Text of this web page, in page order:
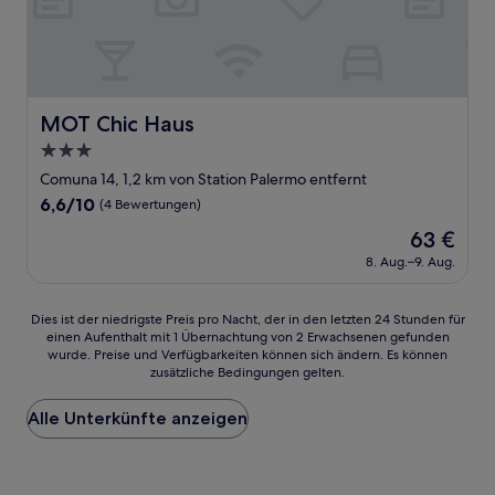
MOT Chic Haus
MOT Chic Haus
3.0-
Sterne-
Unterkunft
Comuna 14, 1,2 km von Station Palermo entfernt
6.6
6,6/10 (4 Bewertungen)
Der
Preis
beträgt
63 €
8. Aug.–9. Aug.
Dies
der
Preis
pro
Nacht,
Dies ist der niedrigste Preis pro Nacht, der in den letzten 24 Stunden für
einen Aufenthalt mit 1 Übernachtung von 2 Erwachsenen gefunden
wurde. Preise und Verfügbarkeiten können sich ändern. Es können
zusätzliche Bedingungen gelten.
Alle Unterkünfte anzeigen